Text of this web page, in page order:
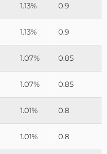
1.13% 0.9
1.13% 0.9
1.07% 0.85
1.07% 0.85
1.01% 0.8
1.01% 0.8